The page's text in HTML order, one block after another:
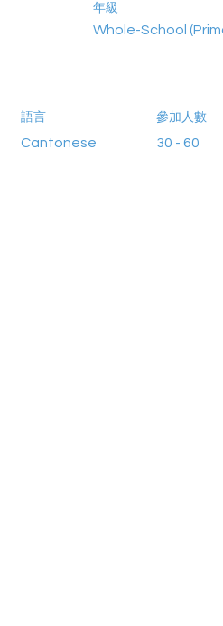
年級
Whole-School
語言
Cantonese
參加人數
30 - 60